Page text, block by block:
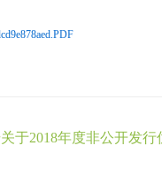
关于2018年度非公开发